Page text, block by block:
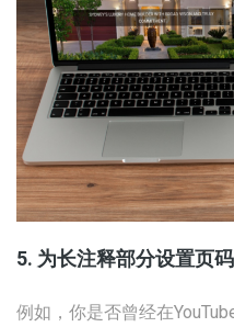
5. 为长注释部分设置页码
例如，你是否曾经在